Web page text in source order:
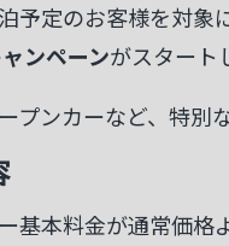
予定のお客様を対象に
ンペーンがスタート
プンカーなど、特別
基本料金が通常価格